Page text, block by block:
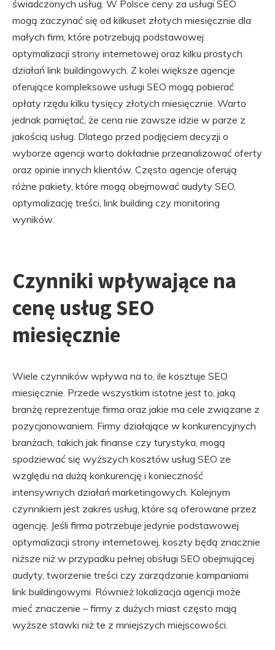
świadczonych usług. W Polsce ceny za usługi SEO
mogą zaczynać się od kilkuset złotych miesięcznie dla
małych firm, które potrzebują podstawowej
optymalizacji strony internetowej oraz kilku prostych
działań link buildingowych. Z kolei większe agencje
oferujące kompleksowe usługi SEO mogą pobierać
opłaty rzędu kilku tysięcy złotych miesięcznie. Warto
jednak pamiętać, że cena nie zawsze idzie w parze z
jakością usług. Dlatego przed podjęciem decyzji o
wyborze agencji warto dokładnie przeanalizować oferty
oraz opinie innych klientów. Często agencje oferują
różne pakiety, które mogą obejmować audyty SEO,
optymalizację treści, link building czy monitoring
wyników.
Czynniki wpływające na
cenę usług SEO
miesięcznie
Wiele czynników wpływa na to, ile kosztuje SEO
miesięcznie. Przede wszystkim istotne jest to, jaką
branżę reprezentuje firma oraz jakie ma cele związane z
pozycjonowaniem. Firmy działające w konkurencyjnych
branżach, takich jak finanse czy turystyka, mogą
spodziewać się wyższych kosztów usług SEO ze
względu na dużą konkurencję i konieczność
intensywnych działań marketingowych. Kolejnym
czynnikiem jest zakres usług, które są oferowane przez
agencję. Jeśli firma potrzebuje jedynie podstawowej
optymalizacji strony internetowej, koszty będą znacznie
niższe niż w przypadku pełnej obsługi SEO obejmującej
audyty, tworzenie treści czy zarządzanie kampaniami
link buildingowymi. Również lokalizacja agencji może
mieć znaczenie – firmy z dużych miast często mają
wyższe stawki niż te z mniejszych miejscowości.